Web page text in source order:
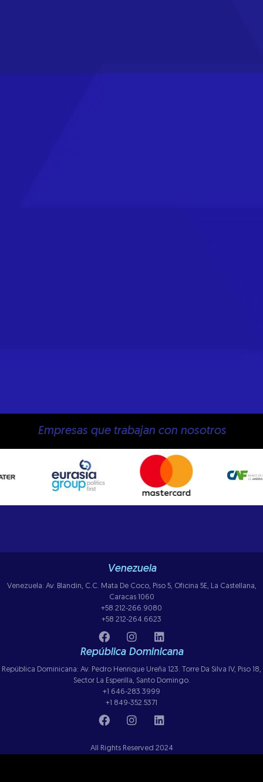
Empresas que trabajan con nosotros
Venezuela
Venezuela: Av. Blandin, C.C. Mata De Coco, Piso 5, Oficina 5E, La Castellana,
Caracas 1060
+58 212-266.9080
+58 212-264.6623
República Dominicana
República Dominicana: Av. Pedro Henrique Ureña 123. Torre Da Silva IV, Piso 18,
Sector La Esperilla, Santo Domingo.
+1 646-283.3999
+1 849-352.5371
All Rights Reserved 2024